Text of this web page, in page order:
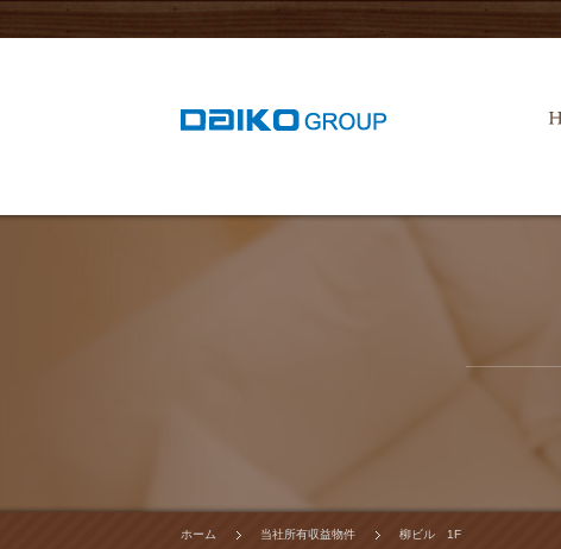
ホーム 当社所有収益物件 柳ビル 1F